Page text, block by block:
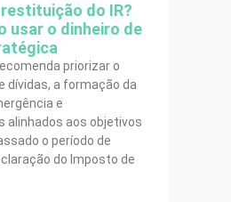
restituição do IR?
usar o dinheiro de
priorizar o
dívidas, a formação da
e
alinhados aos objetivos
o período de
do Imposto de